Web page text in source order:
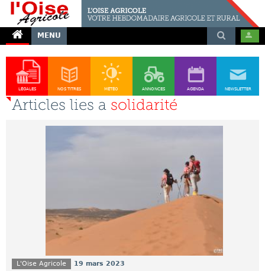
MENU
LÉGALES NOS TITRES MÉTÉO ANNONCES AGENDA NEWSLETTER
Articles lies a solidarité
L'Oise Agricole 19 mars 2023